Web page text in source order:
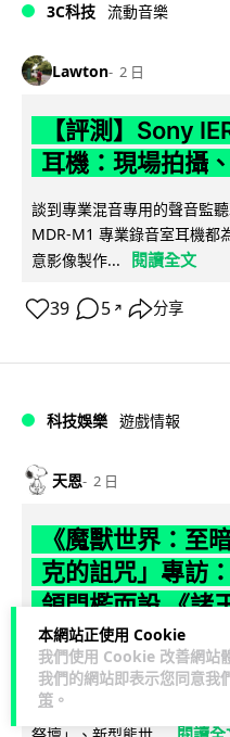
本網站正使用 Cookie
我們使用 Cookie 改善網站
我們的網站即表示您同意我
策 。
3C科技 流動音樂
Lawton 2 日
【評測】Sony
耳機：現場拍攝
談到專業混音專用的聲音監
MDR-M1 專業錄音室耳機都
意影像製作...
閱讀全文
39 5 ↗ 分享
科技娛樂 遊戲情報
天恩 2 日
《魔獸世界：至
克的詛咒」專訪
領門檻而設 《諸
鐘
《魔獸世界：至暗之夜》版
於 8 月 13 日正式上線，帶